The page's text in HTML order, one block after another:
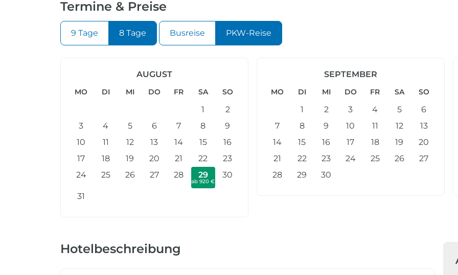
Termine & Preise
9 Tage 8 Tage Busreise PKW-Reise
AUGUST
MO DI MI DO FR SA SO
1
2
3
4 5 6 7 8
9
10
11 12 13 14 15
16
17
18 19 20 21 22
23
24
25 26 27 28 29
ab 920 €
30
31
SEPTEMBER
MO DI MI DO FR SA SO
1 2 3 4 5
6
7
8 9 10 11 12
13
14
15 16 17 18 19
20
21
22 23 24 25 26
27
28
29 30
Hotelbeschreibung